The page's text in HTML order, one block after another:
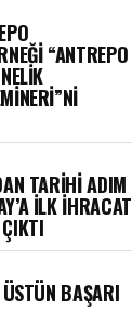
“ANTREPO
TARİHİ ADIM
İLK İHRACAT
BAŞARI